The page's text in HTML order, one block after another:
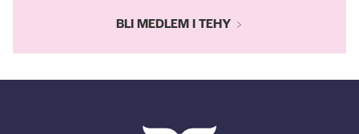
BLI MEDLEM I TEHY